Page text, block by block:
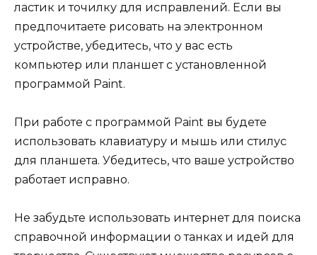
ластик и точилку для исправлений. Если вы
предпочитаете рисовать на электронном
устройстве, убедитесь, что у вас есть
компьютер или планшет с установленной
программой Paint.
При работе с программой Paint вы будете
использовать клавиатуру и мышь или стилус
для планшета. Убедитесь, что ваше устройство
работает исправно.
Не забудьте использовать интернет для поиска
справочной информации о танках и идей для